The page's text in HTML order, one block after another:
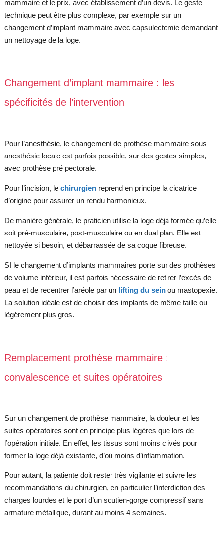
mammaire et le prix, avec établissement d’un devis. Le geste
technique peut être plus complexe, par exemple sur un
changement d’implant mammaire avec capsulectomie demandant
un nettoyage de la loge.
Changement d’implant mammaire : les
spécificités de l’intervention
Pour l’anesthésie, le changement de prothèse mammaire sous
anesthésie locale est parfois possible, sur des gestes simples,
avec prothèse pré pectorale.
Pour l’incision, le chirurgienreprend en principe la cicatrice
d’origine pour assurer un rendu harmonieux.
De manière générale, le praticien utilise la loge déjà formée qu’elle
soit pré-musculaire, post-musculaire ou en dual plan. Elle est
nettoyée si besoin, et débarrassée de sa coque fibreuse.
SI le changement d’implants mammaires porte sur des prothèses
de volume inférieur, il est parfois nécessaire de retirer l’excès de
peau et de recentrer l’aréole par un lifting du seinou mastopexie.
La solution idéale est de choisir des implants de même taille ou
légèrement plus gros.
Remplacement prothèse mammaire :
convalescence et suites opératoires
Sur un changement de prothèse mammaire, la douleur et les
suites opératoires sont en principe plus légères que lors de
l’opération initiale. En effet, les tissus sont moins clivés pour
former la loge déjà existante, d’où moins d’inflammation.
Pour autant, la patiente doit rester très vigilante et suivre les
recommandations du chirurgien, en particulier l’interdiction des
charges lourdes et le port d’un soutien-gorge compressif sans
armature métallique, durant au moins 4 semaines.